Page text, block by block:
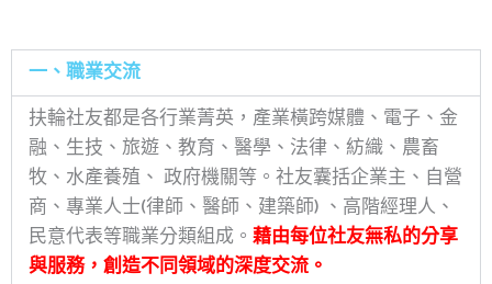
一、職業交流
扶輪社友都是各行業菁英，產業橫跨媒體、電子、金
融、生技、旅遊、教育、醫學、法律、紡織、農畜
牧、水產養殖、 政府機關等。社友囊括企業主、自營
商、專業人士(律師、醫師、建築師) 、高階經理人、
民意代表等職業分類組成。 藉由每位社友無私的分享
與服務，創造不同領域的深度交流。